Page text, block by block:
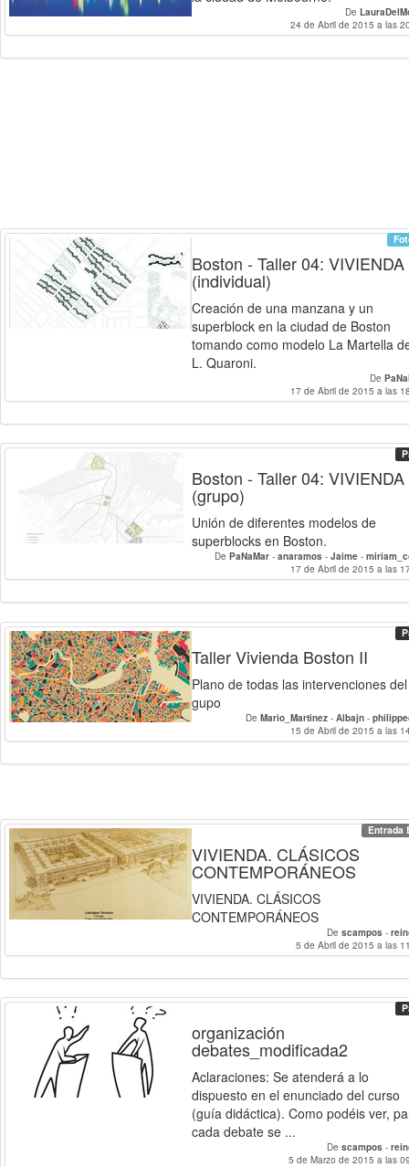
De
24 de Abril de 2015 a las
Boston - Taller 04: VIVIENDA
(individual)
Creación de una manzana y un
superblock en la ciudad de Boston
tomando como modelo La Martella
L. Quaroni.
De
17 de Abril de 2015 a las
Boston - Taller 04: VIVIENDA
(grupo)
Unión de diferentes modelos de
superblocks en Boston.
De PaNaMar - anaramos - Jaime -
17 de Abril de 2015 a las
Taller Vivienda Boston II
Plano de todas las intervenciones del
gupo
De Mario_Martinez - Albajn -
DavidRayaMoreno_92-Pablo_Trujillo-
15 de Abril de 2015 a las
Entrada
VIVIENDA. CLÁSICOS
CONTEMPORÁNEOS
VIVIENDA. CLÁSICOS
CONTEMPORÁNEOS
De scampos -
5 de Abril de 2015 a las
organización
debates_modificada2
Aclaraciones: Se atenderá a lo
dispuesto en el enunciado del curso
(guía didáctica). Como podéis ver,
cada debate se ...
De scampos -
5 de Marzo de 2015 a las